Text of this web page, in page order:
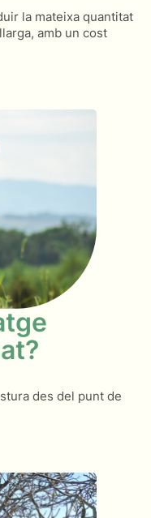
la mateixa quantitat
amb un cost
des del punt de